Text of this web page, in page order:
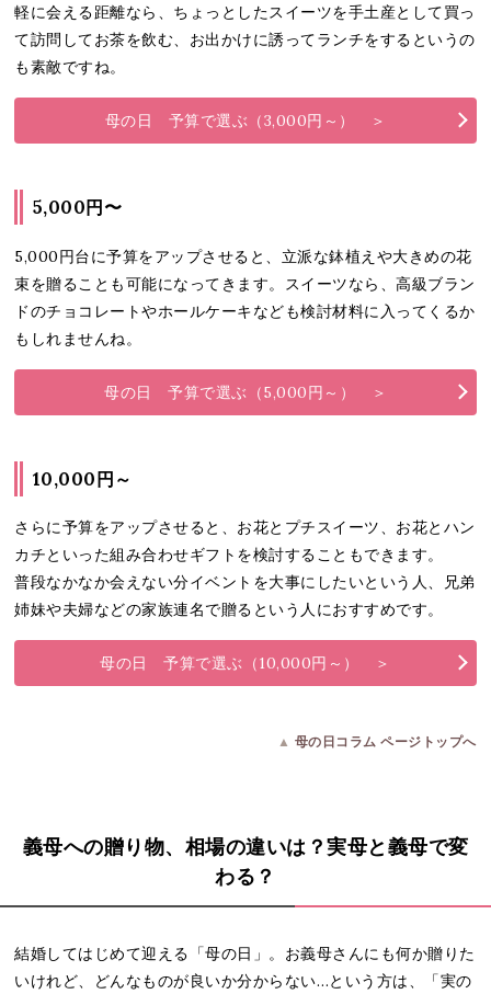
軽に会える距離なら、ちょっとしたスイーツを手土産として買っ
て訪問してお茶を飲む、お出かけに誘ってランチをするというの
も素敵ですね。
母の日 予算で選ぶ（3,000円～） ＞
5,000円〜
5,000円台に予算をアップさせると、立派な鉢植えや大きめの花
束を贈ることも可能になってきます。スイーツなら、高級ブラン
ドのチョコレートやホールケーキなども検討材料に入ってくるか
もしれませんね。
母の日 予算で選ぶ（5,000円～） ＞
10,000円～
さらに予算をアップさせると、お花とプチスイーツ、お花とハン
カチといった組み合わせギフトを検討することもできます。
普段なかなか会えない分イベントを大事にしたいという人、兄弟
姉妹や夫婦などの家族連名で贈るという人におすすめです。
母の日 予算で選ぶ（10,000円～） ＞
▲ 母の日コラム ページトップへ
義母への贈り物、相場の違いは？実母と義母で変
わる？
結婚してはじめて迎える「母の日」。お義母さんにも何か贈りた
いけれど、どんなものが良いか分からない…という方は、「実の